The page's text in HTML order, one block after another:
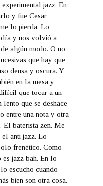
jazz. En
y fue Cesar
lo pierda. Lo
y nos volvió a
algún modo. O no.
que hay que
densa y oscura. Y
en la mesa y
que tocar a un
lento que se deshace
entre una nota y otra
El baterista zen. Me
el anti jazz. Lo
frenético. Como
jazz bah. En lo
escucho cuando
bien son otra cosa.